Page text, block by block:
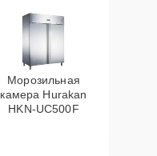
Морозильная
камера Hurakan
HKN-UC500F